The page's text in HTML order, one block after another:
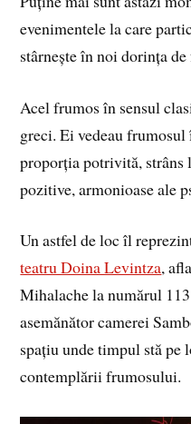
evenimentele la care
stârnește în noi dorința
Acel frumos în sensul
greci. Ei vedeau
proporția potrivită, strâns
pozitive, armonioase ale
Un astfel de loc îl
teatru Doina Levintza,
Mihalache la numărul
asemănător camerei
spațiu unde timpul stă
contemplării frumosului.